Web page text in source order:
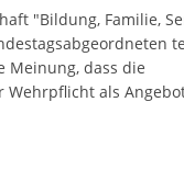
"Bildung, Familie,
Meinung, dass die
als